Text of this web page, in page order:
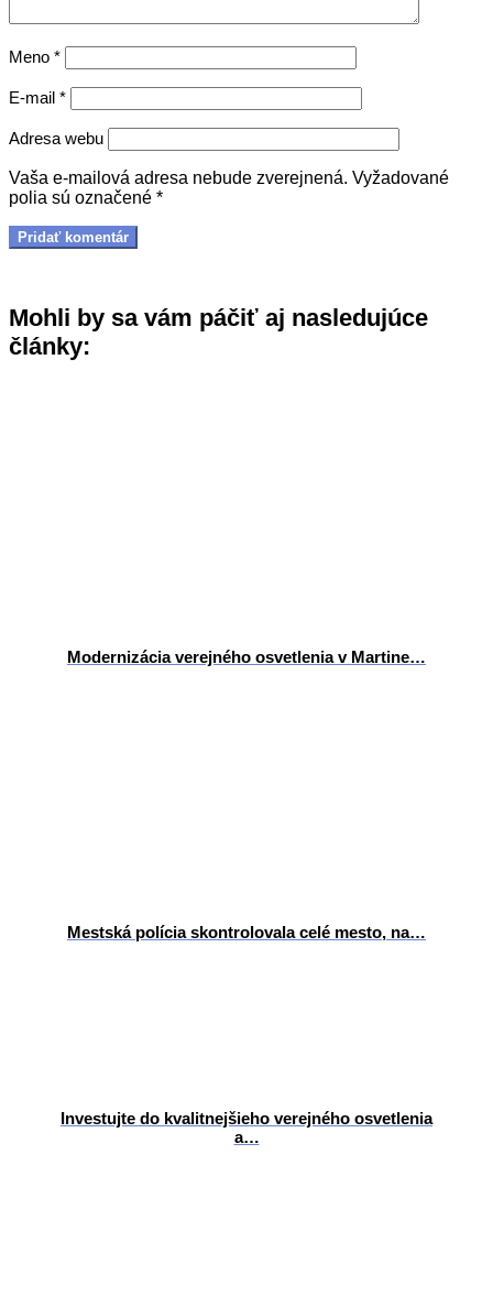
Meno *
E-mail *
Adresa webu
Vaša e-mailová adresa nebude zverejnená. Vyžadované
polia sú označené *
Mohli by sa vám páčiť aj nasledujúce
články:
Modernizácia verejného osvetlenia v Martine…
Mestská polícia skontrolovala celé mesto, na…
Investujte do kvalitnejšieho verejného osvetlenia
a…